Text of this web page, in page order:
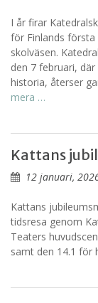
I år firar
för Finlands
skolväsen.
den 7 februari,
historia, återser
mera …
Kattans
12 januari,
Kattans
tidsresa genom
Teaters
samt den 14.1 för